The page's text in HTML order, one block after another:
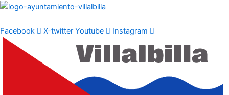
Ir
contenido
Facebook X-twitter Youtube Instagram